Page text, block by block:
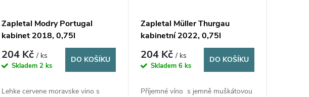
Zapletal Modry Portugal
kabinet 2018, 0,75l
204 Kč/ ks
Skladem2 ks
DO KOŠÍKU
Lehke cervene moravske vino s
Zapletal Müller Thurgau
kabinetní 2022, 0,75l
204 Kč/ ks
Skladem 6 ks
DO KOŠÍKU
Příjemné víno s jemně muškátovou